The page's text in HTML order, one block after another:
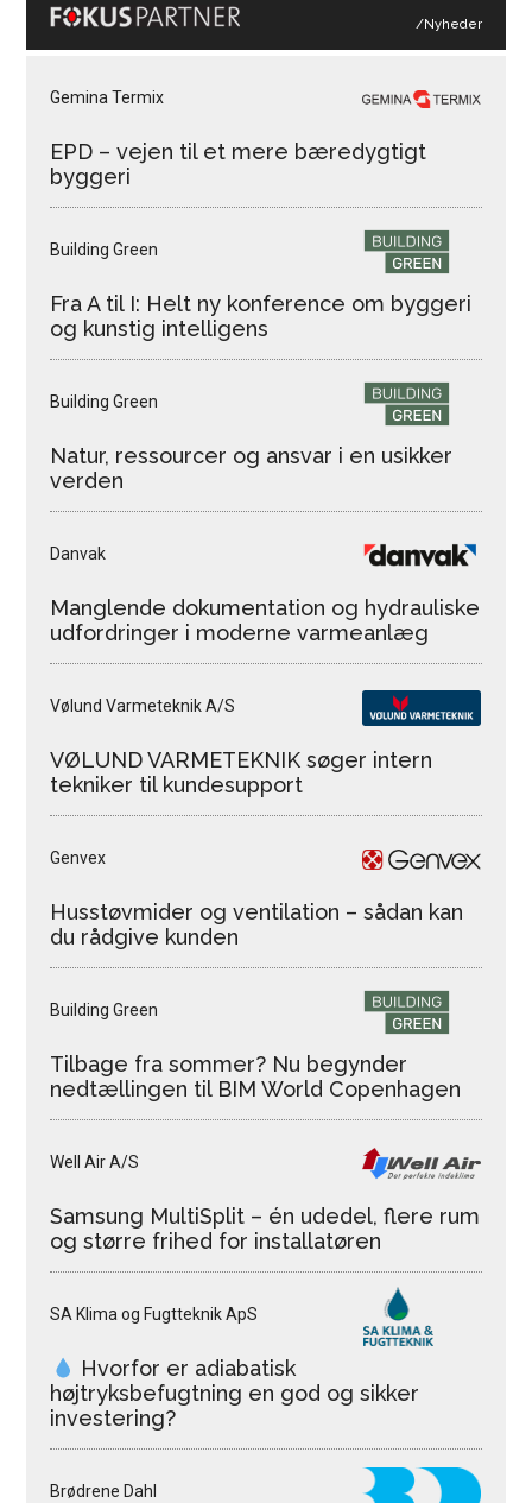
/Nyheder
Gemina Termix
EPD – vejen til et mere bæredygtigt
byggeri
Building Green
Fra A til I: Helt ny konference om byggeri
og kunstig intelligens
Building Green
Natur, ressourcer og ansvar i en usikker
verden
Danvak
Manglende dokumentation og hydrauliske
udfordringer i moderne varmeanlæg
Vølund Varmeteknik A/S
VØLUND VARMETEKNIK søger intern
tekniker til kundesupport
Genvex
Husstøvmider og ventilation – sådan kan
du rådgive kunden
Building Green
Tilbage fra sommer? Nu begynder
nedtællingen til BIM World Copenhagen
Well Air A/S
Samsung MultiSplit – én udedel, flere rum
og større frihed for installatøren
SA Klima og Fugtteknik ApS
Hvorfor er adiabatisk
højtryksbefugtning en god og sikker
investering?
Brødrene Dahl